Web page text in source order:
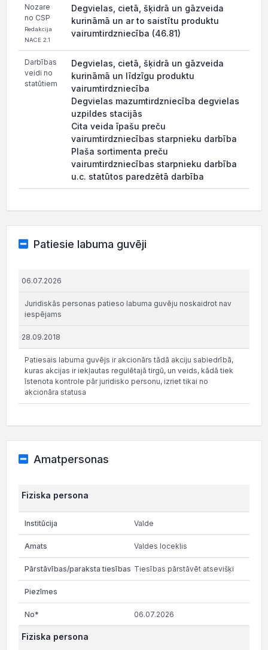
Nozare
no CSP
Redakcija
NACE 2.1
Degvielas, cietā, šķidrā un gāzveida
kurināmā un ar to saistītu produktu
vairumtirdzniecība (46.81)
Darbības
veidi no
statūtiem
Degvielas, cietā, šķidrā un gāzveida
kurināmā un līdzīgu produktu
vairumtirdzniecība
Degvielas mazumtirdzniecība degvielas
uzpildes stacijās
Cita veida īpašu preču
vairumtirdzniecības starpnieku darbība
Plaša sortimenta preču
vairumtirdzniecības starpnieku darbība
u.c. statūtos paredzētā darbība
Patiesie labuma guvēji
06.07.2026
Juridiskās personas patieso labuma guvēju noskaidrot nav
iespējams
28.09.2018
Patiesais labuma guvējs ir akcionārs tādā akciju sabiedrībā,
kuras akcijas ir iekļautas regulētajā tirgū, un veids, kādā tiek
īstenota kontrole pār juridisko personu, izriet tikai no
akcionāra statusa
Amatpersonas
Fiziska persona
Valde
Valdes loceklis
Tiesības pārstāvēt atsevišķi
06.07.2026
Fiziska persona